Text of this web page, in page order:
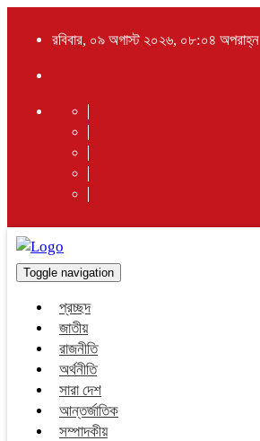
রবিবার, ০৯ অগাস্ট ২০২৬, ০৮:০৪ অপরাহ্ন
Toggle navigation
প্রচ্ছদ
জাতীয়
রাজনীতি
অর্থনীতি
সারা দেশ
আন্তর্জাতিক
সম্পাদকীয়